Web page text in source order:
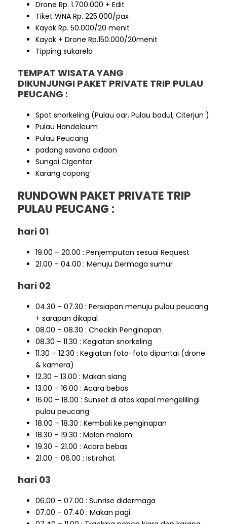
Drone Rp. 1.700.000 + Edit
Tiket WNA Rp. 225.000/pax
Kayak Rp. 50.000/20 menit
Kayak + Drone Rp.150.000/20menit
Tipping sukarela
TEMPAT WISATA YANG
DIKUNJUNGI PAKET PRIVATE TRIP PULAU
PEUCANG :
Spot snorkeling (Pulau oar, Pulau badul, Citerjun )
Pulau Handeleum
Pulau Peucang
padang savana cidaon
Sungai Cigenter
Karang copong
RUNDOWN PAKET PRIVATE TRIP
PULAU PEUCANG :
hari 01
19.00 – 20.00 : Penjemputan sesuai Request
21.00 – 04.00 : Menuju Dermaga sumur
hari 02
04.30 – 07.30 : Persiapan menuju pulau peucang
+ sarapan dikapal
08.00 – 08.30 : Checkin Penginapan
08.30 – 11.30 : Kegiatan snorkeling
11.30 – 12.30 : Kegiatan foto-foto dipantai (drone
& kamera)
12.30 – 13.00 : Makan siang
13.00 – 16.00 : Acara bebas
16.00 – 18.00 : Sunset di atas kapal mengelilingi
pulau peucang
18.00 – 18.30 : Kembali ke penginapan
18.30 – 19.30 : Malan malam
19.30 – 21.00 : Acara bebas
21.00 – 06.00 : Istirahat
hari 03
06.00 – 07.00 : Sunrise didermaga
07.00 – 07.40 : Makan pagi